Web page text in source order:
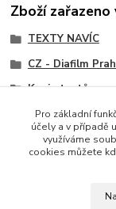
Zboží
TEXTY NAVÍC
CZ - Diafilm
Kopie textů
Pro základní
účely a v případě
využíváme
cookies můžete